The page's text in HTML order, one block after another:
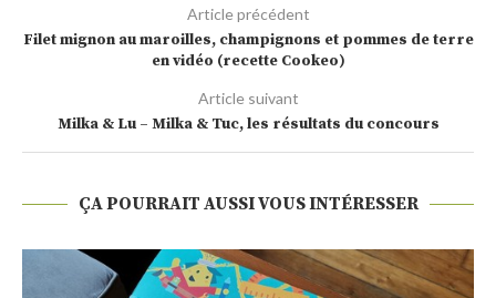
Article précédent
Filet mignon au maroilles, champignons et pommes de terre
en vidéo (recette Cookeo)
Article suivant
Milka & Lu – Milka & Tuc, les résultats du concours
ÇA POURRAIT AUSSI VOUS INTÉRESSER